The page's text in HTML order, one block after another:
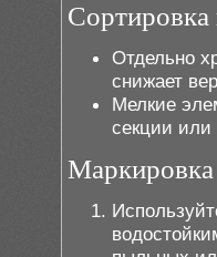
Отдельно
снижает
Мелкие
секции или
Маркировка